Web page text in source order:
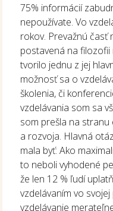
75% informácií
nepoužívate. Vo
rokov. Prevažnú časť
postavená na
tvorilo jednu z jej
možnosť sa o
školenia, či
vzdelávania som sa
som prešla na
a rozvoja. Hlavná
mala byť: Ako
to neboli vyhodené
že len 12 % ľudí
vzdelávaním vo
vzdelávanie